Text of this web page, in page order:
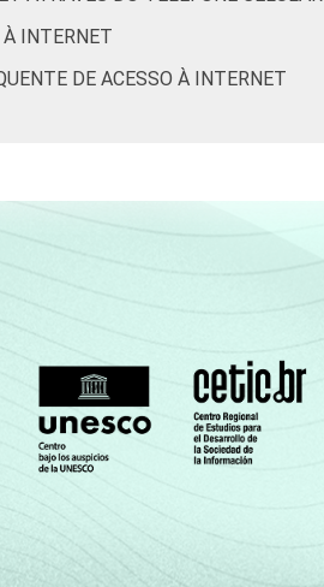
À INTERNET
DE ACESSO À INTERNET